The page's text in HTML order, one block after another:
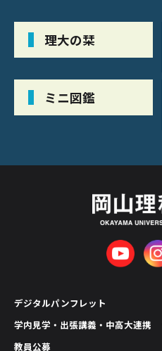
理大の栞
ミニ図鑑
デジタルパンフレット
学内見学・出張講義・中高大連携
教員公募